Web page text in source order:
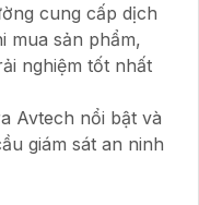
cung cấp dịch
mua sản phẩm,
nghiệm tốt nhất
Avtech nổi bật và
giám sát an ninh